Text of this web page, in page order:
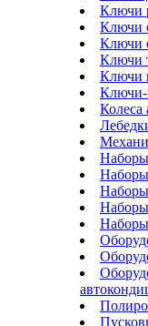
Ключи
Ключи
Ключи
Ключи
Ключи
Ключи-
Колеса
Наборы